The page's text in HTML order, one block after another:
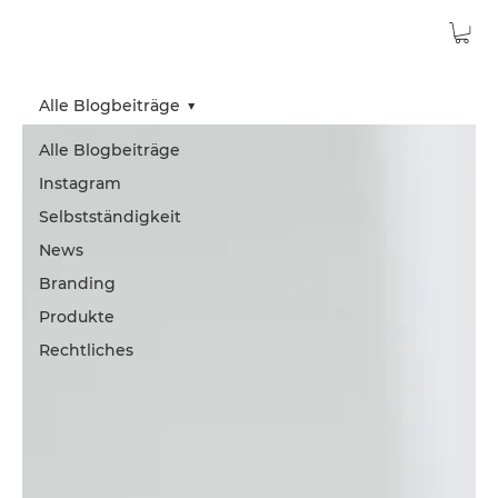
Alle Blogbeiträge
Instagram
Selbstständigkeit
News
Branding
Produkte
Rechtliches
Alle Blogbeiträge